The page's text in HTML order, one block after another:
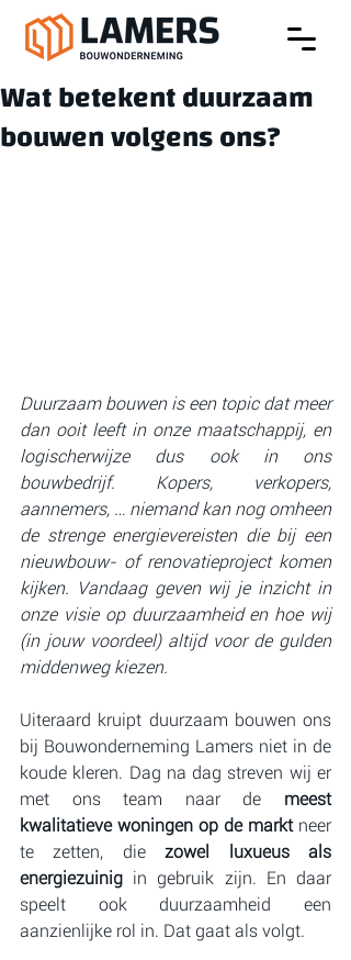
Wat betekent duurzaam
bouwen volgens ons?
Duurzaam bouwen is een topic dat meer
dan ooit leeft in onze maatschappij, en
logischerwijze dus ook in ons
bouwbedrijf. Kopers, verkopers,
aannemers, … niemand kan nog omheen
de strenge energievereisten die bij een
nieuwbouw- of renovatieproject komen
kijken. Vandaag geven wij je inzicht in
onze visie op duurzaamheid en hoe wij
(in jouw voordeel) altijd voor de gulden
middenweg kiezen.
Uiteraard kruipt duurzaam bouwen ons
bij Bouwonderneming Lamers niet in de
koude kleren. Dag na dag streven wij er
met ons team naar de meest
kwalitatieve woningen op de markt neer
te zetten, die zowel luxueus als
energiezuinig in gebruik zijn. En daar
speelt ook duurzaamheid een
aanzienlijke rol in. Dat gaat als volgt.